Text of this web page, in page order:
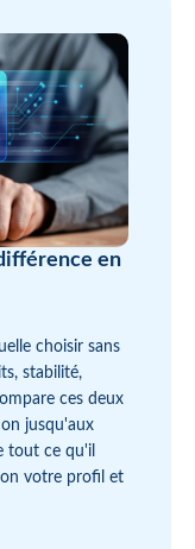
en
choisir sans
stabilité,
ces deux
jusqu'aux
tout ce qu'il
votre profil et